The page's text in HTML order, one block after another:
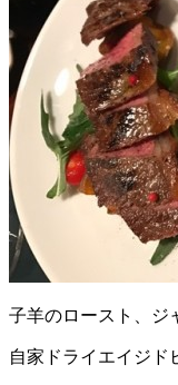
子羊のロースト、ジ
自家ドライエイジド